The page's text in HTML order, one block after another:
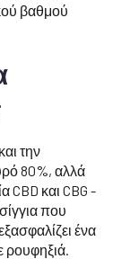
βαθμού
την
80%, αλλά
CBD και CBG -
που
ένα